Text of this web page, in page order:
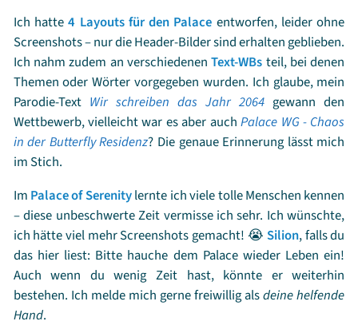
vereint ist.
Lieblingsmusical?Starlights! Ryuusei Densetsu! - 2003
Moment, der dich zum Weinen bringt?Es gibt sooooo
viele, aber ich beschränke mich auf Episode 125, als
Sailor Moon sich in Super Sailor Moon verwandeln will
und es zuerst nicht klappt. T_T
Lieblingsstaffel?Sailor Moon S (3. Staffel)
Unbeliebteste Staffel?
Der lustigste Sailor Moon Moment?
Es gibt sooooo
viele, aber ich beschränke mich auf Episode 136, als Rei
Mamoru nackt sieht.
Bestes Gegnerteam?Death Busters
Senshi, der du am ähnlichsten bist?Moon
Senshi, der du am wenigsten ähnelst?Uranus
Senshi oder Starlights? Senshi
Lieblingsmondkatze?
Ich hatte4 Layouts für den Palace entworfen, leider ohne
Screenshots – nur die Header-Bilder sind erhalten geblieben.
Ich nahm zudem an verschiedenenText-WBs teil, bei denen
Themen oder Wörter vorgegeben wurden. Ich glaube, mein
Parodie-Text Wir schreiben das Jahr 2064 gewann den
Wettbewerb, vielleicht war es aber auchPalace WG - Chaos
in der Butterfly Residenz? Die genaue Erinnerung lässt mich
im Stich.
Im Palace of Serenitylernte ich viele tolle Menschen kennen
– diese unbeschwerte Zeit vermisse ich sehr. Ich wünschte,
ich hätte viel mehr Screenshots gemacht! 😭Silion, falls du
das hier liest: Bitte hauche dem Palace wieder Leben ein!
Auch wenn du wenig Zeit hast, könnte er weiterhin
bestehen. Ich melde mich gerne freiwillig alsdeine helfende
Hand.